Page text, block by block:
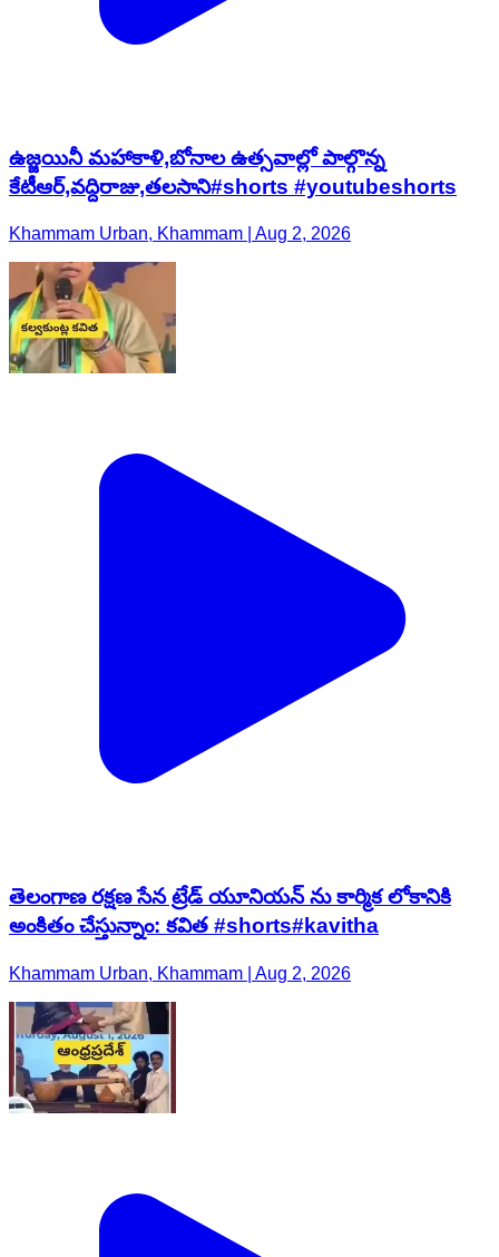
ఉజ్జయినీ మహాకాళి,బోనాల ఉత్సవాల్లో పాల్గొన్న
కేటీఆర్,వద్దిరాజు,తలసాని#shorts #youtubeshorts
Khammam Urban, Khammam | Aug 2, 2026
తెలంగాణ రక్షణ సేన ట్రేడ్ యూనియన్ ను కార్మిక లోకానికి
అంకితం చేస్తున్నాం: కవిత #shorts#kavitha
Khammam Urban, Khammam | Aug 2, 2026